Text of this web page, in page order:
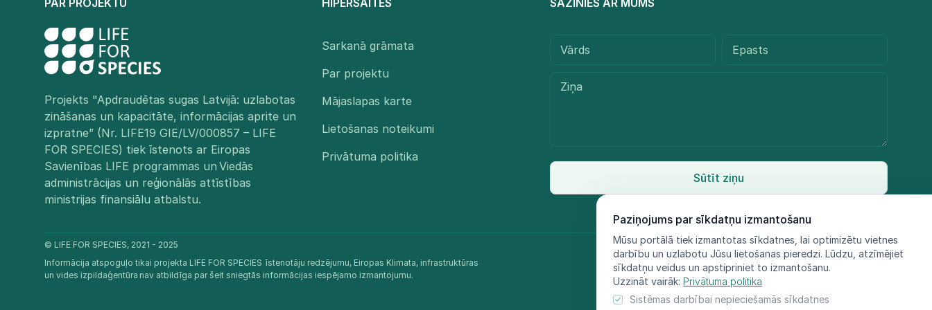
Paziņojums par sīkdatņu izmantošanu
Mūsu portālā tiek izmantotas sīkdatnes, lai optimizētu vietnes
darbību un uzlabotu Jūsu lietošanas pieredzi. Lūdzu, atzīmējiet
sīkdatņu veidus un apstipriniet to izmantošanu.
Uzzināt vairāk: Privātuma politika
Sistēmas darbībai nepieciešamās sīkdatnes
PAR PROJEKTU
Projekts "Apdraudētas sugas Latvijā: uzlabotas
zināšanas un kapacitāte, informācijas aprite un
izpratne” (Nr. LIFE19 GIE/LV/000857 – LIFE
FOR SPECIES) tiek īstenots ar Eiropas
Savienības LIFE programmas un Viedās
administrācijas un reģionālās attīstības
ministrijas finansiālu atbalstu.​
HIPERSAITES
Sarkanā grāmata
Par projektu
Mājaslapas karte
Lietošanas noteikumi
Privātuma politika
SAZINIES AR MUMS
Sūtīt ziņu
© LIFE FOR SPECIES, 2021 - 2025
Informācija atspoguļo tikai projekta LIFE FOR SPECIES īstenotāju redzējumu, Eiropas Klimata, infrastruktūras
un vides izpildaģentūra nav atbildīga par šeit sniegtās informācijas iespējamo izmantojumu.​